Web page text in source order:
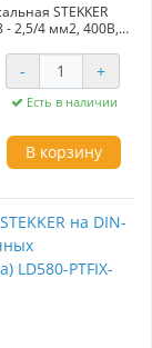
STEKKER
- 2,5/4 мм2, 400В,
одножильный/
медь,
-20...+40°C
- +
Есть в наличии
В корзину
на DIN-
LD580-PTFIX-